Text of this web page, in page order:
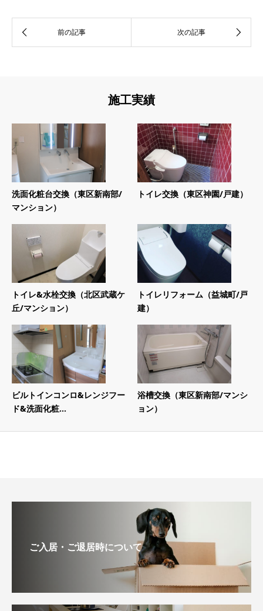
施工実績
洗面化粧台交換（東区新南部/
マンション）
トイレ交換（東区神園/戸建）
トイレ&水栓交換（北区武蔵ケ
丘/マンション）
トイレリフォーム（益城町/戸
建）
ビルトインコンロ&レンジフー
ド&洗面化粧...
浴槽交換（東区新南部/マンシ
ョン）
ご入居・ご退居時について